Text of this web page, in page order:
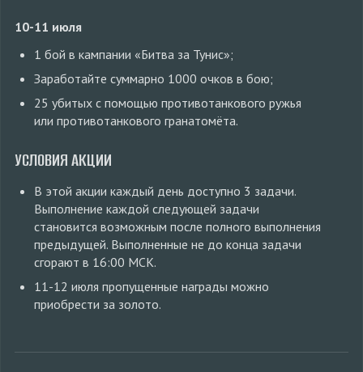
10-11 июля
1 бой в кампании «Битва за Тунис»;
Заработайте суммарно 1000 очков в бою;
25 убитых с помощью противотанкового ружья
или противотанкового гранатомёта.
УСЛОВИЯ АКЦИИ
В этой акции каждый день доступно 3 задачи.
Выполнение каждой следующей задачи
становится возможным после полного выполнения
предыдущей. Выполненные не до конца задачи
сгорают в 16:00 МСК.
11-12 июля пропущенные награды можно
приобрести за золото.